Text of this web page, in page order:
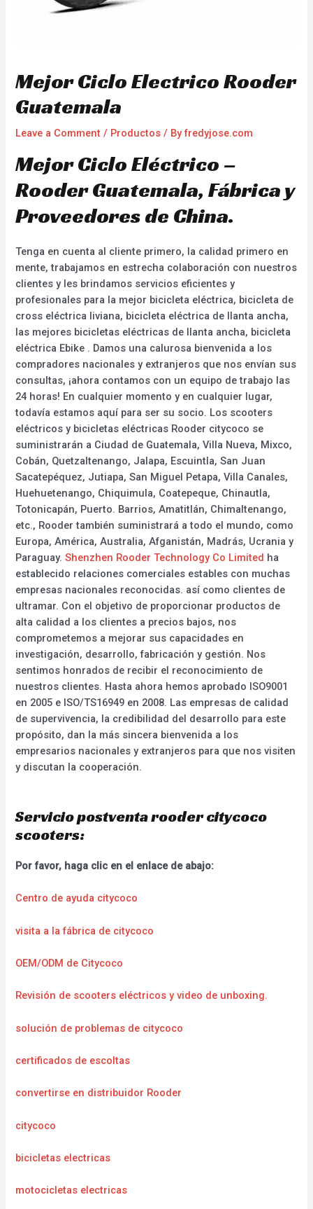
Mejor Ciclo Electrico Rooder
Guatemala
Leave a Comment / Productos / Byfredyjose.com
Mejor Ciclo Eléctrico –
Rooder Guatemala, Fábrica y
Proveedores de China.
Tenga en cuenta al cliente primero, la calidad primero en
mente, trabajamos en estrecha colaboración con nuestros
clientes y les brindamos servicios eficientes y
profesionales para la mejor bicicleta eléctrica, bicicleta de
cross eléctrica liviana, bicicleta eléctrica de llanta ancha,
las mejores bicicletas eléctricas de llanta ancha, bicicleta
eléctrica Ebike . Damos una calurosa bienvenida a los
compradores nacionales y extranjeros que nos envían sus
consultas, ¡ahora contamos con un equipo de trabajo las
24 horas! En cualquier momento y en cualquier lugar,
todavía estamos aquí para ser su socio. Los scooters
eléctricos y bicicletas eléctricas Rooder citycoco se
suministrarán a Ciudad de Guatemala, Villa Nueva, Mixco,
Cobán, Quetzaltenango, Jalapa, Escuintla, San Juan
Sacatepéquez, Jutiapa, San Miguel Petapa, Villa Canales,
Huehuetenango, Chiquimula, Coatepeque, Chinautla,
Totonicapán, Puerto. Barrios, Amatitlán, Chimaltenango,
etc., Rooder también suministrará a todo el mundo, como
Europa, América, Australia, Afganistán, Madrás, Ucrania y
Paraguay.Shenzhen Rooder Technology Co Limited ha
establecido relaciones comerciales estables con muchas
empresas nacionales reconocidas. así como clientes de
ultramar. Con el objetivo de proporcionar productos de
alta calidad a los clientes a precios bajos, nos
comprometemos a mejorar sus capacidades en
investigación, desarrollo, fabricación y gestión. Nos
sentimos honrados de recibir el reconocimiento de
nuestros clientes. Hasta ahora hemos aprobado ISO9001
en 2005 e ISO/TS16949 en 2008. Las empresas de calidad
de supervivencia, la credibilidad del desarrollo para este
propósito, dan la más sincera bienvenida a los
empresarios nacionales y extranjeros para que nos visiten
y discutan la cooperación.
Servicio postventa rooder citycoco
scooters:
Por favor, haga clic en el enlace de abajo:
Centro de ayuda citycoco
visita a la fábrica de citycoco
OEM/ODM de Citycoco
Revisión de scooters eléctricos y video de unboxing.
solución de problemas de citycoco
certificados de escoltas
convertirse en distribuidor Rooder
citycoco
bicicletas electricas
motocicletas electricas